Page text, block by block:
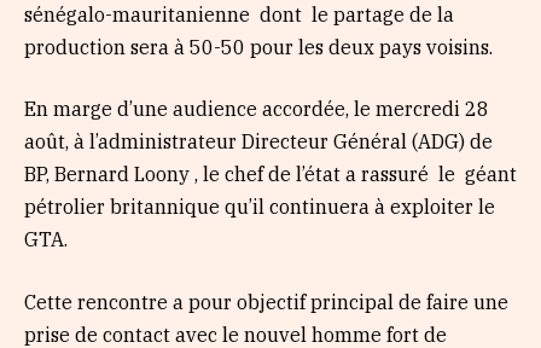
sénégalo-mauritanienne dont le partage de la
production sera à 50-50 pour les deux pays voisins.
En marge d’une audience accordée, le mercredi 28
août, à l’administrateur Directeur Général (ADG) de
BP, Bernard Loony , le chef de l’état a rassuré le géant
pétrolier britannique qu’il continuera à exploiter le
GTA.
Cette rencontre a pour objectif principal de faire une
prise de contact avec le nouvel homme fort de